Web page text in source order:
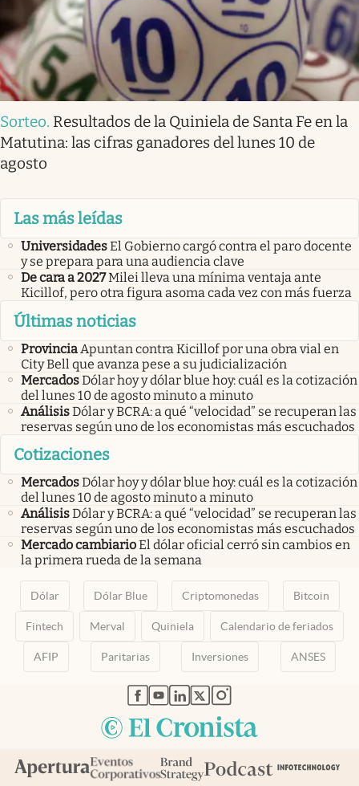
Sorteo. Resultados de la Quiniela de Santa Fe en la
Matutina: las cifras ganadores del lunes 10 de
agosto
Las más leídas
UniversidadesEl Gobierno cargó contra el paro docente
y se prepara para una audiencia clave
De cara a 2027Milei lleva una mínima ventaja ante
Kicillof, pero otra figura asoma cada vez con más fuerza
Últimas noticias
Provincia Apuntan contra Kicillof por una obra vial en
City Bell que avanza pese a su judicialización
MercadosDólar hoy y dólar blue hoy: cuál es la cotización
del lunes 10 de agosto minuto a minuto
AnálisisDólar y BCRA: a qué “velocidad” se recuperan las
reservas según uno de los economistas más escuchados
Cotizaciones
MercadosDólar hoy y dólar blue hoy: cuál es la cotización
del lunes 10 de agosto minuto a minuto
AnálisisDólar y BCRA: a qué “velocidad” se recuperan las
reservas según uno de los economistas más escuchados
Mercado cambiarioEl dólar oficial cerró sin cambios en
la primera rueda de la semana
Dólar Dólar Blue Criptomonedas Bitcoin
Fintech Merval Quiniela Calendario de feriados
AFIP Paritarias Inversiones ANSES
abre en nueva pestaña
abre en nueva pestaña
abre en nueva pestaña
abre en nueva pestaña
abre en nueva pestaña